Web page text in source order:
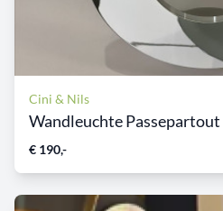
Cini & Nils
Wandleuchte Passepartout
€ 190,-